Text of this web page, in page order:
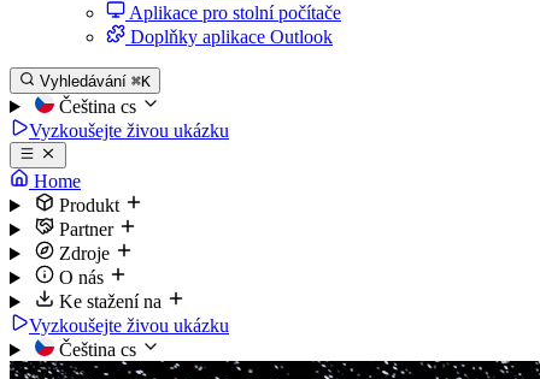
Aplikace pro stolní počítače
Doplňky aplikace Outlook
Vyhledávání ⌘K
Čeština cs
Vyzkoušejte živou ukázku
Home
Produkt
Partner
Zdroje
O nás
Ke stažení na
Vyzkoušejte živou ukázku
Čeština cs